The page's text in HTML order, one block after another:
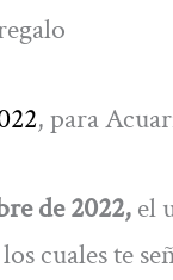
, para
de 2022,el
cuales te